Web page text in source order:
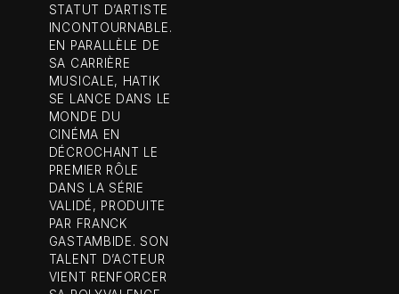
STATUT D’ARTISTE
INCONTOURNABLE.
EN PARALLÈLE DE
SA CARRIÈRE
MUSICALE, HATIK
SE LANCE DANS LE
MONDE DU
CINÉMA EN
DÉCROCHANT LE
PREMIER RÔLE
DANS LA SÉRIE
VALIDÉ, PRODUITE
PAR FRANCK
GASTAMBIDE. SON
TALENT D’ACTEUR
VIENT RENFORCER